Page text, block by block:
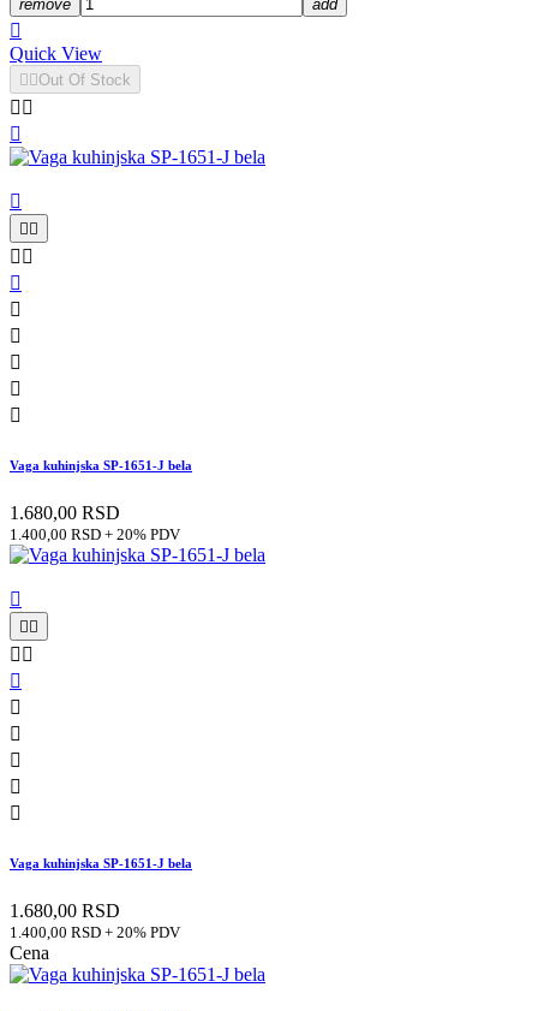
remove add

Quick View
Out Of Stock
 



 






Vaga kuhinjska SP-1651-J bela
1.680,00 RSD
1.400,00 RSD + 20% PDV


 






Vaga kuhinjska SP-1651-J bela
1.680,00 RSD
1.400,00 RSD + 20% PDV
Cena